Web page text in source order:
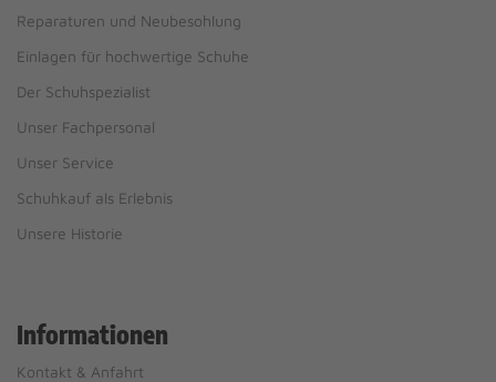
Reparaturen und Neubesohlung
Einlagen für hochwertige Schuhe
Der Schuhspezialist
Unser Fachpersonal
Unser Service
Schuhkauf als Erlebnis
Unsere Historie
Informationen
Kontakt & Anfahrt